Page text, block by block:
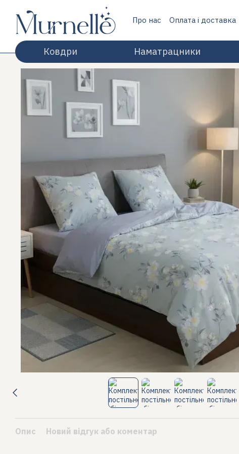
Перейти до основного контенту
Про нас Оплата і доставка
Ковдри Наматрацники
Опис Новий відгук або коментар